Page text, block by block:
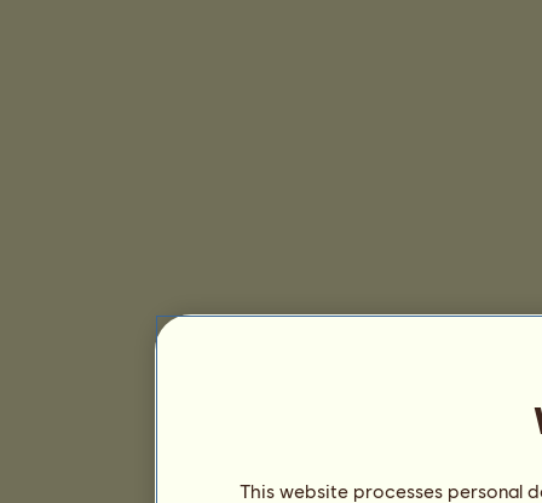
This website processes personal